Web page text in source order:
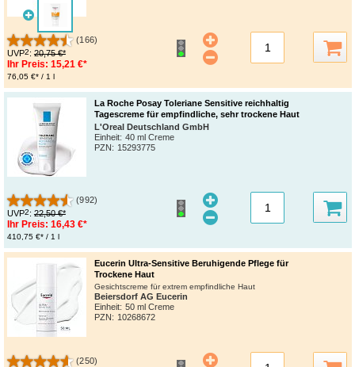
(166)
UVP2: 20,75 €*
Ihr Preis: 15,21 €*
76,05 €* / 1 l
La Roche Posay Toleriane Sensitive reichhaltig
Tagescreme für empfindliche, sehr trockene Haut
L'Oreal Deutschland GmbH
Einheit: 40 ml Creme
PZN: 15293775
(992)
UVP2: 22,50 €*
Ihr Preis: 16,43 €*
410,75 €* / 1 l
Eucerin Ultra-Sensitive Beruhigende Pflege für
Trockene Haut
Gesichtscreme für extrem empfindliche Haut
Beiersdorf AG Eucerin
Einheit: 50 ml Creme
PZN: 10268672
(250)